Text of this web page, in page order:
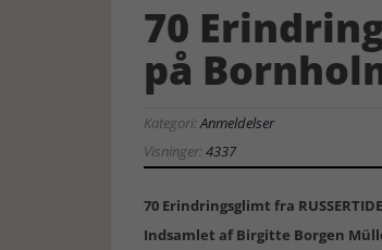
70
på
Kategori:Anmeldelser
Visninger:4337
70 Erindringsglimt fra
Indsamlet af Birgitte Borgen